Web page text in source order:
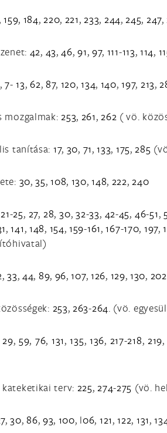
159, 184,220, 221,233, 244,245, 247,
42, 43,46,91, 97, 111-113,114,
,7- 13,62, 87, 120,134, 140,197, 213,
mozgalmak:253, 261,262 ( vö.
tanítása: 17, 30, 71,133, 175,285
30,35,108, 130,148, 222,240
21-25, 27, 28,30,32-33, 42-45, 46-51,
,141, 148, 154,159-161,167-170, 197,
,33,44, 89, 96,107, 126, 129,130, 202
253,263-264. (vö.
29,59, 76, 131,135,136, 217-218,219,
kateketikai terv: 225,274-275 (vö.
,30,86, 93, 100, l06, 121,122, 131,